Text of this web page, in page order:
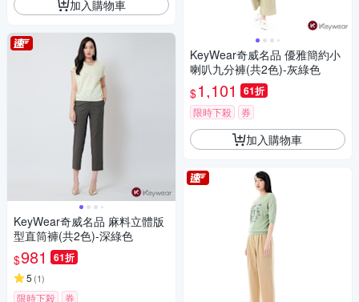
加入購物車
KeyWear奇威名品 麻料立體版
型直筒褲(共2色)-深綠色
$981 61折
5 (1)
限時下殺 券
KeyWear奇威名品 優雅簡約小
喇叭九分褲(共2色)-灰綠色
$1,101 61折
限時下殺 券
加入購物車